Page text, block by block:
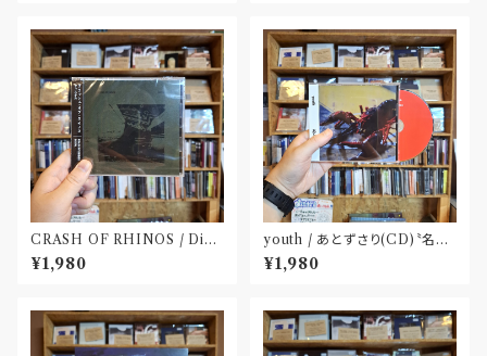
CRASH OF RHINOS / Dist
al(CD)
¥1,980
youth / あとずさり(CD)〝名古
屋〟
¥1,980